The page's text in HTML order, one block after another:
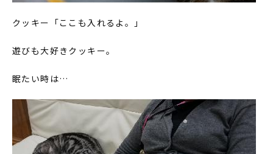
クッキー「ここも入れるよ。」
遊びも大好きクッキー。
眠たい時は…